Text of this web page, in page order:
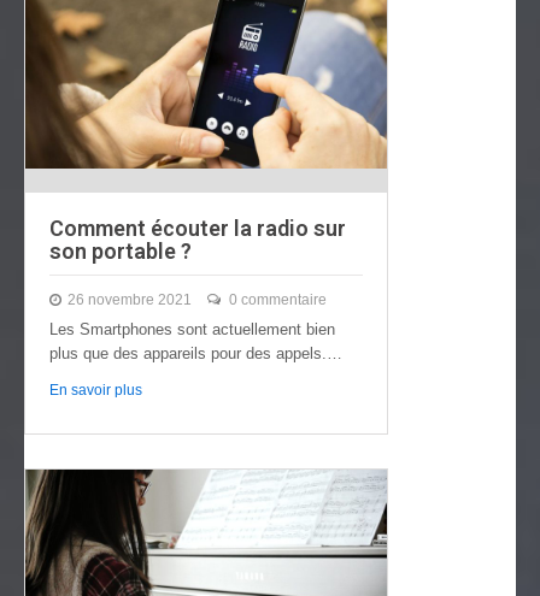
Comment écouter la radio sur
son portable ?
26 novembre 2021 0 commentaire
Les Smartphones sont actuellement bien
plus que des appareils pour des appels.
En savoir plus